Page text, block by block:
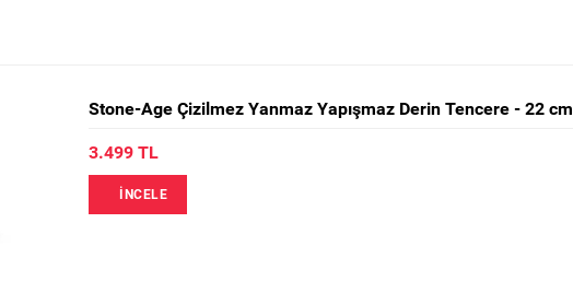
Stone-Age Çizilmez Yanmaz Yapışmaz Derin Tencere - 22 cm
3.499 TL
İNCELE